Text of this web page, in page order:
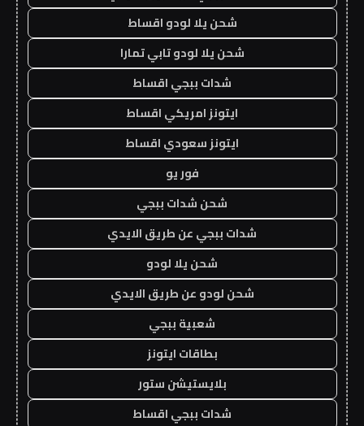
شحن يلا لودو اقساط
شحن يلا لودو تابي تمارا
شدات ببجي اقساط
ايتونز امريكي اقساط
ايتونز سعودي اقساط
فور يو
شحن شدات ببجي
شدات ببجي عن طريق الايدي
شحن يلا لودو
شحن لودو عن طريق الايدي
شعبية ببجي
بطاقات ايتونز
بلايستيشن ستور
شدات ببجي اقساط